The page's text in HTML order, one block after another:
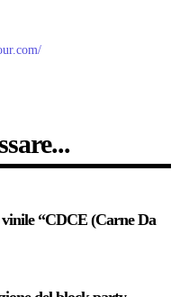
“CDCE (Carne Da